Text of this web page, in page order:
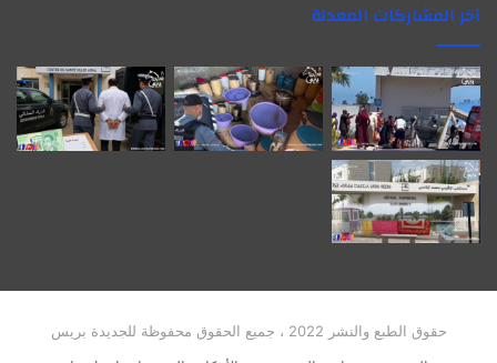
آخر المشاركات المعدلة
حقوق الطبع والنشر 2022 ، جميع الحقوق محفوظة للجديدة بريس